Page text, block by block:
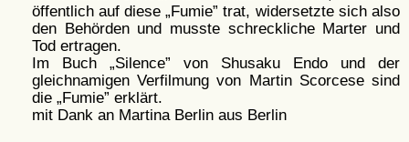
öffentlich auf diese Fumie trat, widersetzte sich also
den Behörden und musste schreckliche Marter und
Tod ertragen.
Im Buch
Silence
von Shusaku Endo und der
gleichnamigen Verfilmung von Martin Scorcese sind
die
Fumie
erklärt.
mit Dank an Martina Berlin aus Berlin